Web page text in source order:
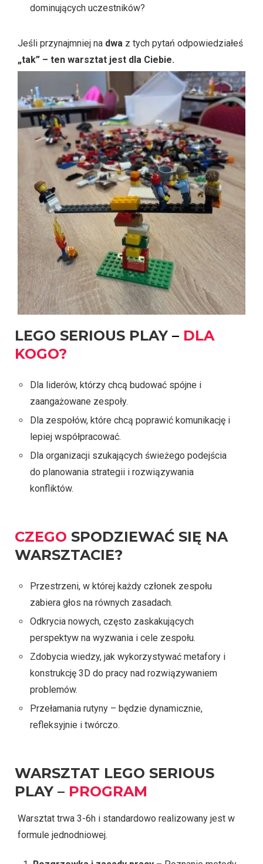
dominujących uczestników?
Jeśli przynajmniej na dwa z tych pytań odpowiedziałeś
„tak” – ten warsztat jest dla Ciebie.
LEGO SERIOUS PLAY – DLA
KOGO?
Dla liderów, którzy chcą budować spójne i
zaangażowane zespoły.
Dla zespołów, które chcą poprawić komunikację i
lepiej współpracować.
Dla organizacji szukających świeżego podejścia
do planowania strategii i rozwiązywania
konfliktów.
CZEGO SPODZIEWAĆ SIĘ NA
WARSZTACIE?
Przestrzeni, w której każdy członek zespołu
zabiera głos na równych zasadach.
Odkrycia nowych, często zaskakujących
perspektyw na wyzwania i cele zespołu.
Zdobycia wiedzy, jak wykorzystywać metafory i
konstrukcję 3D do pracy nad rozwiązywaniem
problemów.
Przełamania rutyny – będzie dynamicznie,
refleksyjnie i twórczo.
WARSZTAT LEGO SERIOUS
PLAY – PROGRAM
Warsztat trwa 3-6h i standardowo realizowany jest w
formule jednodniowej.